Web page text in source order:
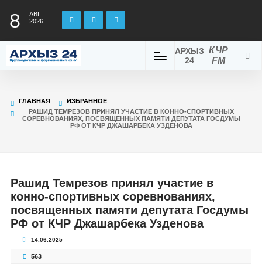
8
АВГ
2026
КЧР
FM
АРХЫЗ
24
ГЛАВНАЯ
ИЗБРАННОЕ
РАШИД ТЕМРЕЗОВ ПРИНЯЛ УЧАСТИЕ В КОННО-СПОРТИВНЫХ
СОРЕВНОВАНИЯХ, ПОСВЯЩЕННЫХ ПАМЯТИ ДЕПУТАТА ГОСДУМЫ
РФ ОТ КЧР ДЖАШАРБЕКА УЗДЕНОВА
Рашид Темрезов принял участие в
конно-спортивных соревнованиях,
посвященных памяти депутата Госдумы
РФ от КЧР Джашарбека Узденова
14.06.2025
563